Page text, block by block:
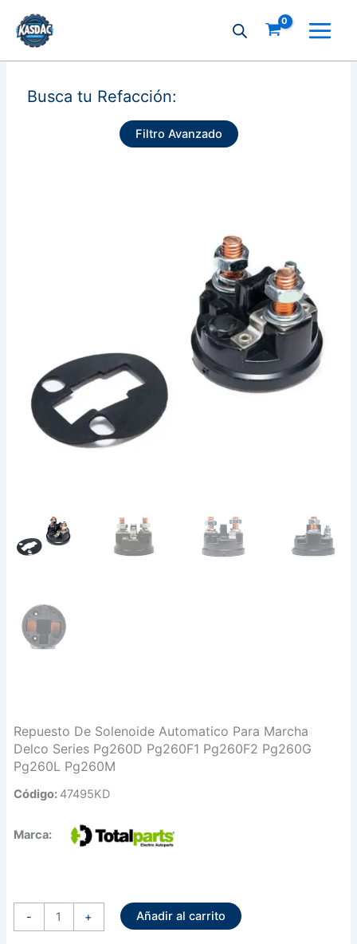
contenido
Busca tu Refacción:
Filtro Avanzado
Repuesto De Solenoide Automatico Para Marcha
Delco Series Pg260D Pg260F1 Pg260F2 Pg260G
Pg260L Pg260M
Código: 47495KD
Marca:
-
Solenoide
Automatico
+ Añadir al carrito